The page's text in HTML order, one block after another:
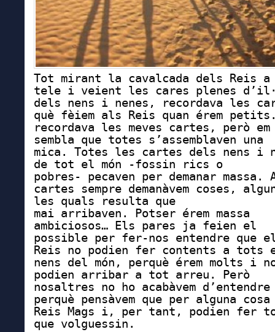
Tot mirant la cavalcada dels Reis
tele i veient les cares plenes
dels nens i nenes, recordava les
què fèiem als Reis quan érem
recordava les meves cartes, però em
sembla que totes s’assemblaven una
mica. Totes les cartes dels nens i
de tot el món -fossin rics o
pobres- pecaven per demanar massa.
cartes sempre demanàvem coses,
les quals resulta que
mai arribaven. Potser érem massa
ambiciosos… Els pares ja feien el
possible per fer-nos entendre que
Reis no podien fer contents a tots
nens del món, perquè érem molts i
podien arribar a tot arreu. Però
nosaltres no ho acabàvem d’entendre
perquè pensàvem que per alguna
Reis Mags i, per tant, podien fer
que volguessin.